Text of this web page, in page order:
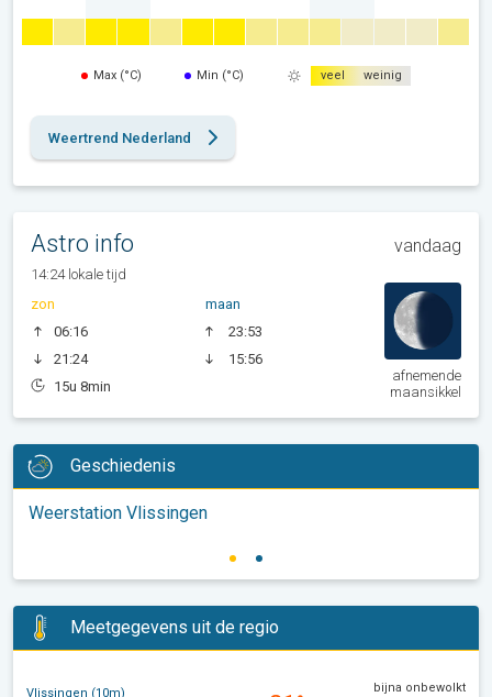
Max (°C) Min (°C) veel weinig
Weertrend Nederland
Astro info vandaag
14:24 lokale tijd
zon
06:16
21:24
15u 8min
maan
23:53
15:56
afnemende
maansikkel
Geschiedenis
Weerstation Vlissingen
Meetgegevens uit de regio
Vlissingen (10m) bijna onbewolkt